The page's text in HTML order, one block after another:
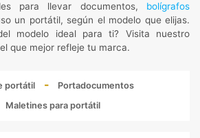
para llevar documentos, bolígrafos
un portátil, según el modelo que elijas.
modelo ideal para ti? Visita nuestro
que mejor refleje tu marca.
portátil
Portadocumentos
Maletines para portátil